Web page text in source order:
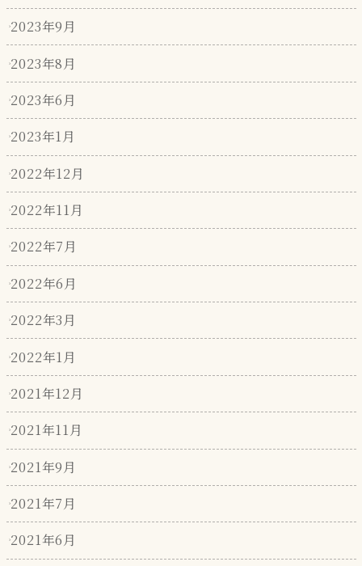
2023年9月
2023年8月
2023年6月
2023年1月
2022年12月
2022年11月
2022年7月
2022年6月
2022年3月
2022年1月
2021年12月
2021年11月
2021年9月
2021年7月
2021年6月